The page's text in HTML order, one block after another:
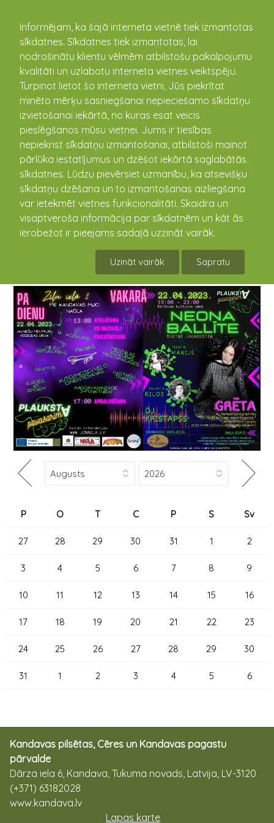
Informējam, ka šajā interneta vietnē tiek izmantotas
sīkdatnes. Sīkdatnes tiek izmantotas, lai
nodrošinātu klientu vēlmēm atbilstošu pakalpojumu
kvalitāti un uzlabotu interneta vietnes veiktspēju.
Turpinot lietot šo interneta vietni, Jūs piekrītat
minēto mērķu sasniegšanai nepieciešamo sīkdatņu
izvietošanai iekārtā, no kuras esat veicis
pieslēgšanos mūsu vietnei. Jums ir tiesības
nepiekrist sīkdatņu izmantošanai, atbilstoši mainot
pārlūka iestatījumus un dzēšot iekārtā saglabātās
sīkdatnes. Lūdzu pievērsiet uzmanību, ka atsevišķu
sīkdatņu dzēšana un to izmantošanas aizliegšana
var ietekmēt vietnes funkcionalitāti. Skaidra un
visaptveroša informācija par sīkdatnēm un kāt ās
ierobežot ir pieejams sadaļā uzzināt vairāk.
Uzināt vairāk Sapratu
kandava.lv
PASĀKUMU
KALENDĀRS
Plauksta pavasarim
22.04.2023 13:00 - 23:00
P O T C P S Sv
27 28 29 30 31 1 2
3 4 5 6 7 8 9
10 11 12 13 14 15 16
17 18 19 20 21 22 23
24 25 26 27 28 29 30
31 1 2 3 4 5 6
Kandavas pilsētas, Cēres un Kandavas pagastu
pārvalde
Dārza iela 6, Kandava, Tukuma novads, Latvija, LV-3120
(+371) 63182028
www.kandava.lv
Lapas karte